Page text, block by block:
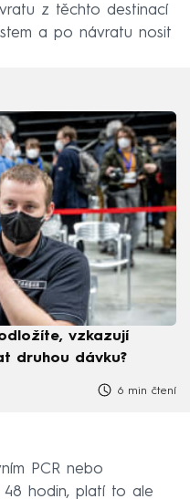
z těchto destinací
a po návratu nosit
vzkazují
druhou dávku?
6 min čtení
PCR nebo
48 hodin, platí to ale